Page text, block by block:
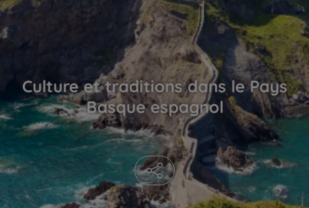
Culture et traditions dans le Pays
Basque espagnol